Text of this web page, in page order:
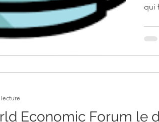
qui
Economic Forum le
lecture